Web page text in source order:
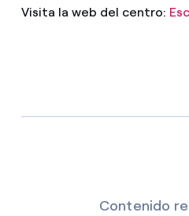
Visita la web del centro:
Contenido